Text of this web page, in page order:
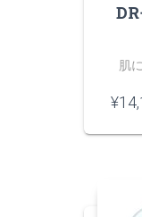
肌
¥